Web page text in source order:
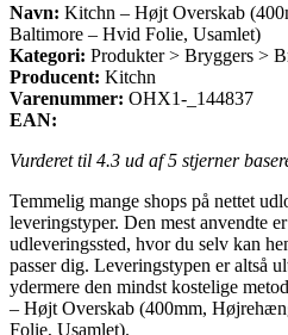
Navn: Kitchn – Højt Overskab
Baltimore – Hvid Folie, Usamlet)
Kategori: Produkter > Bryggers >
Producent: Kitchn
Varenummer: OHX1-_144837
EAN:
Vurderet til 4.3 ud af 5 stjerner
Temmelig mange shops på nettet
leveringstyper. Den mest anvendte
udleveringssted, hvor du selv kan
passer dig. Leveringstypen er altså
ydermere den mindst kostelige
– Højt Overskab (400mm,
Folie, Usamlet).